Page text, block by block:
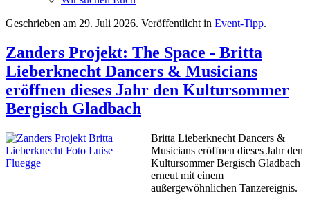
Geschrieben am 29. Juli 2026. Veröffentlicht in Event-Tipp.
Zanders Projekt: The Space - Britta
Lieberknecht Dancers & Musicians
eröffnen dieses Jahr den Kultursommer
Bergisch Gladbach
Britta Lieberknecht Dancers &
Musicians eröffnen dieses Jahr den
Kultursommer Bergisch Gladbach
erneut mit einem
außergewöhnlichen Tanzereignis.